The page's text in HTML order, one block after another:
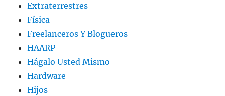
Extraterrestres
Física
Freelanceros Y Blogueros
HAARP
Hágalo Usted Mismo
Hardware
Hijos